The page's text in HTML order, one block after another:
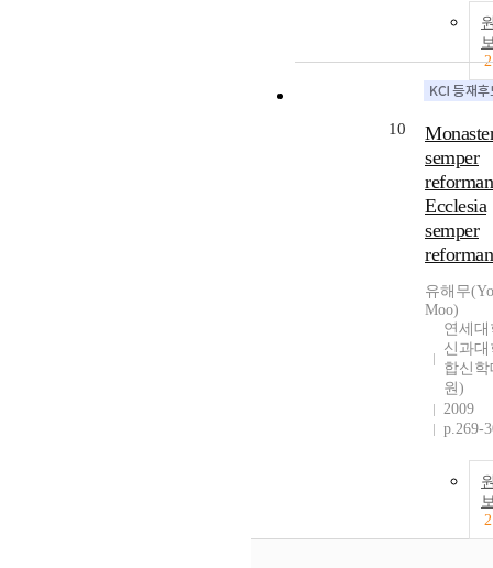
2
10
semper
Ecclesia
semper
유해무
Moo)
연세
신과
합신
원)
2009
p.269-
2